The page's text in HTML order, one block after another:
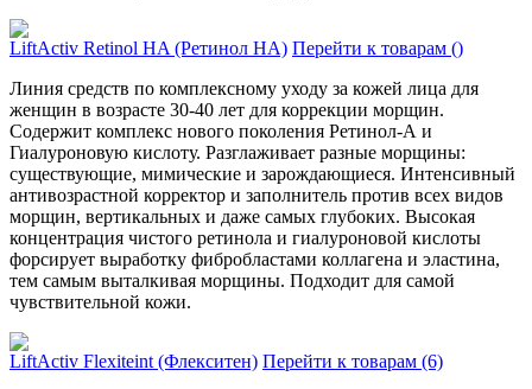
LiftActiv Retinol HA (Ретинол HA) Перейти к товарам ()
Линия средств по комплексному уходу за кожей лица для
женщин в возра­сте 30-40 лет для коррекции морщин.
Содержит компле­кс нового поколения Ретинол-А и
Гиалуроновую кислоту. Разгла­живает разные морщины:
существующие, мимические и зарождающиеся. Интенсивный
антивозрастной корректор и заполнитель против всех видов
морщин, вертикальных и даже самых глубоких. Высокая
концентрация чистого ретинола и гиалуроновой кислоты
форсирует выработку фибробластами коллагена и эластина,
тем самым выталкивая морщины. Подходит для самой
чувствительной кожи.
LiftActiv Flexiteint (Флекситен) Перейти к товарам (6)